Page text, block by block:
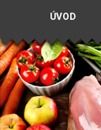
ÚVOD